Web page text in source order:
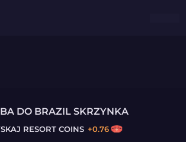
DO BRAZIL SKRZYNKA
RESORT COINS +0.76